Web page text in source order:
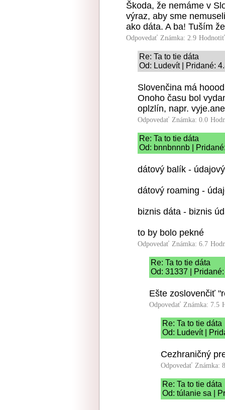
Škoda, že nemáme v
výraz, aby sme
ako dáta. A ba! Tuším
Odpovedať Známka: 2.9
Re: Ta to tie dáta
Od: Ludevít | Pridané:
Slovenčina má
Onoho času bol
oplzlín, napr.
Odpovedať Známka: 0.0
Re: Ta to tie dáta
Od: bnnbnnnb |
dátový balík -
dátový roaming -
biznis dáta - biznis
to by bolo pekné
Odpovedať Známka: 6.7
Re: Ta to tie dáta
Od: 31337 |
Ešte zoslovenčiť
Odpovedať Známka: 7.5
Re: Ta to tie dáta
Od: Ludevít |
Cezhraničný
Odpovedať Známka:
Re: Ta to tie dáta
Od: túlanie sa |